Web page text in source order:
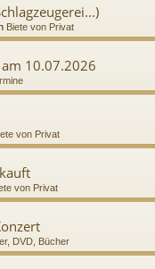
Biete von Privat
10.07.2026
von Privat
von Privat
DVD, Bücher